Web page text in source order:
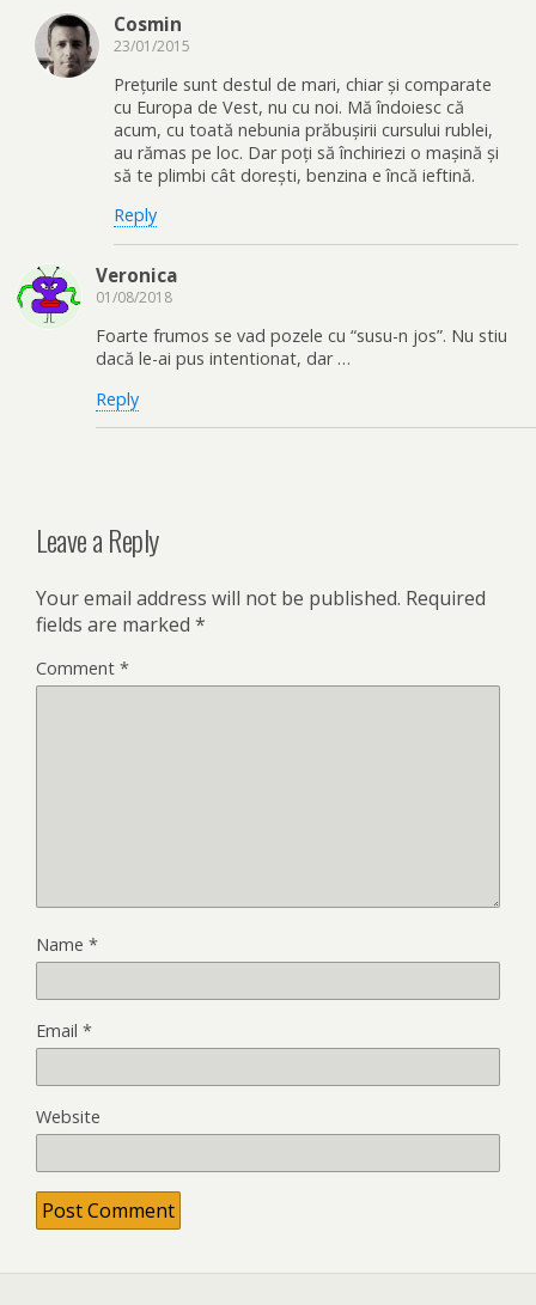
Cosmin
23/01/2015
Prețurile sunt destul de mari, chiar și comparate
cu Europa de Vest, nu cu noi. Mă îndoiesc că
acum, cu toată nebunia prăbușirii cursului rublei,
au rămas pe loc. Dar poți să închiriezi o mașină și
să te plimbi cât dorești, benzina e încă ieftină.
Reply
Veronica
01/08/2018
Foarte frumos se vad pozele cu “susu-n jos”. Nu stiu
dacă le-ai pus intentionat, dar …
Reply
Leave a Reply
Your email address will not be published. Required
fields are marked *
Comment *
Name *
Email *
Website